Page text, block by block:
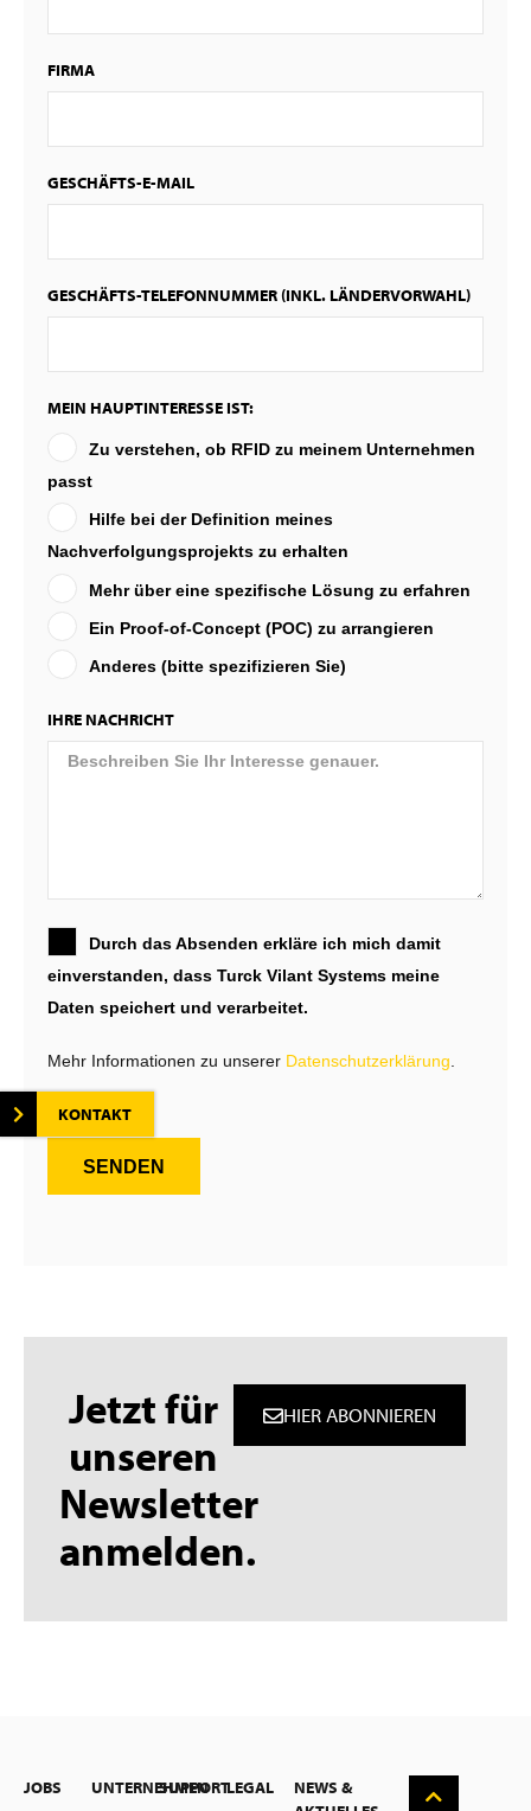
KONTAKT
FIRMA
GESCHÄFTS-E-MAIL
GESCHÄFTS-TELEFONNUMMER (INKL. LÄNDERVORWAHL)
MEIN HAUPTINTERESSE IST:
Zu verstehen, ob RFID zu meinem Unternehmen
passt
Hilfe bei der Definition meines
Nachverfolgungsprojekts zu erhalten
Mehr über eine spezifische Lösung zu erfahren
Ein Proof-of-Concept (POC) zu arrangieren
Anderes (bitte spezifizieren Sie)
IHRE NACHRICHT
Durch das Absenden erkläre ich mich damit
einverstanden, dass Turck Vilant Systems meine
Daten speichert und verarbeitet.
Mehr Informationen zu unserer Datenschutzerklärung
SENDEN
Jetzt für
unseren
Newsletter
anmelden.
HIER ABONNIEREN
JOBS
UNTERNEHMEN
SUPPORTLEGAL
NEWS &
Svenska